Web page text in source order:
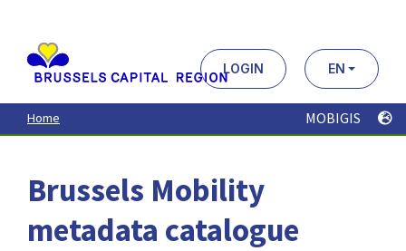
contenu
principal
LOGIN EN
Home MOBIGIS
Brussels Mobility
metadata catalogue